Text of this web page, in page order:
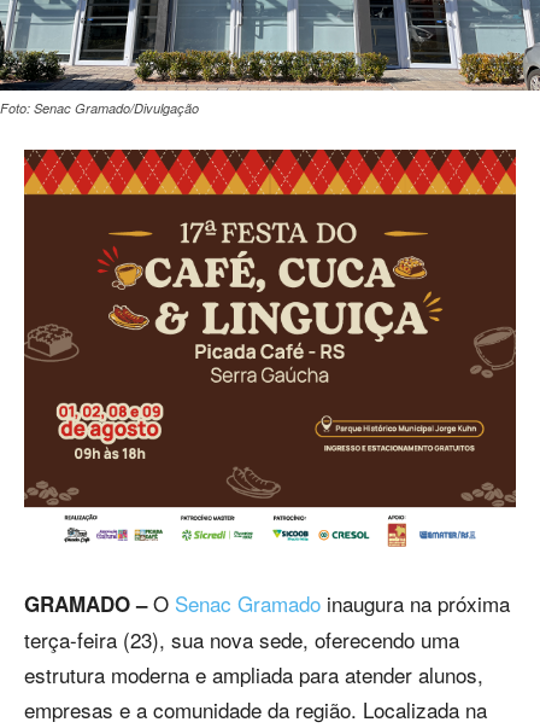
Foto: Senac Gramado/Divulgação
GRAMADO –O Senac Gramado inaugura na próxima
terça-feira (23), sua nova sede, oferecendo uma
estrutura moderna e ampliada para atender alunos,
empresas e a comunidade da região. Localizada na